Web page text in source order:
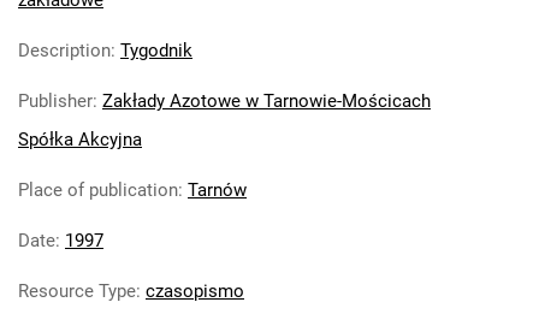
Robotniczego Zakładów Azotowych im.
Feliksa Dzierżyńskiego. 1975
Robotniczego Zakładów Azotowych im.
Feliksa Dzierżyńskiego. 1976
Robotniczego Zakładów Azotowych im.
Tarnowskie Azoty : Organ Samorządu
Description: Tygodnik
Publisher: Zakłady Azotowe w Tarnowie-Mościcach
Spółka Akcyjna
Place of publication: Tarnów
Date: 1997
Resource Type: czasopismo